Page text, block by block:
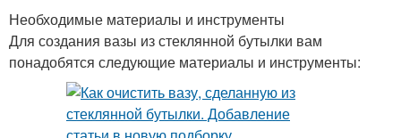
Необходимые материалы и инструменты
Для создания вазы из стеклянной бутылки вам
понадобятся следующие материалы и инструменты: